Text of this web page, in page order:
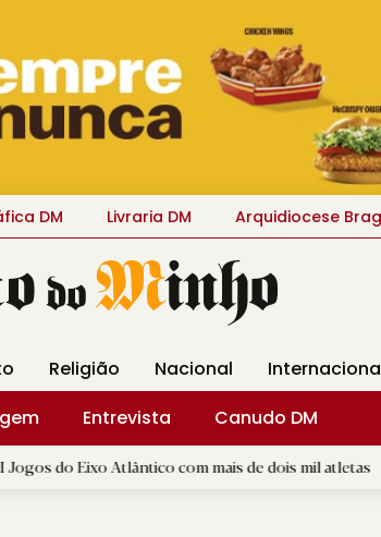
DM Livraria DM Arquidiocese
Religião Nacional
Entrevista
Canudo DM
Atlântico com mais de dois mil atletas | B.